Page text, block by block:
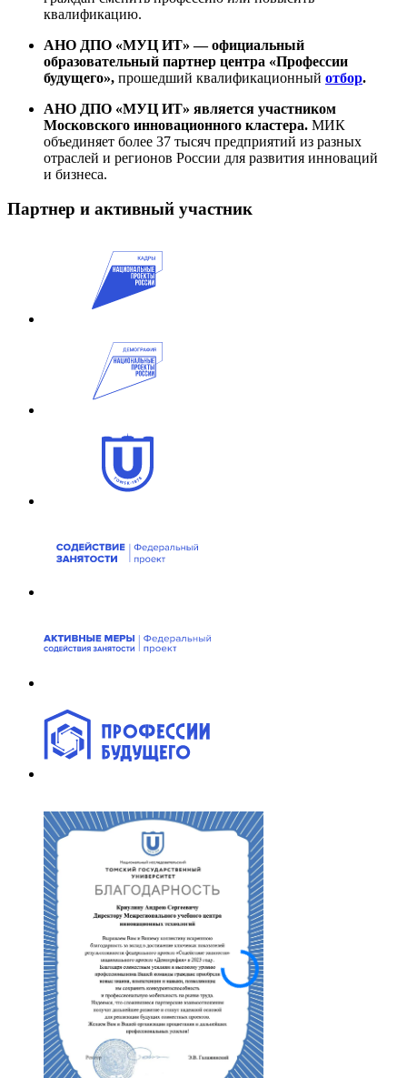
квалификацию.
АНО ДПО «МУЦ ИТ» — официальный
образовательный партнер центра «Профессии
будущего», прошедший квалификационный отбор.
АНО ДПО «МУЦ ИТ» является участником
Московского инновационного кластера. МИК
объединяет более 37 тысяч предприятий из разных
отраслей и регионов России для развития инноваций
и бизнеса.
Партнер и активный участник